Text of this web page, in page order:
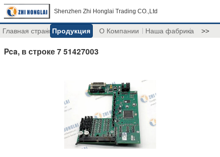
Shenzhen Zhi Honglai Trading CO.,Ltd
Главная страницаПродукция О Компании Наша фабрика >>
Pca, в строке 7 51427003